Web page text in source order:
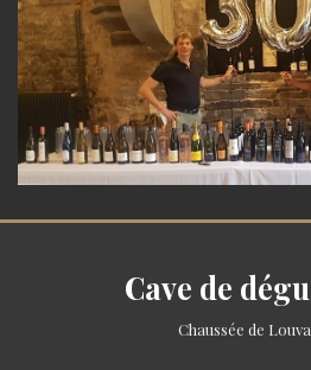
Cave de
Chaussée de